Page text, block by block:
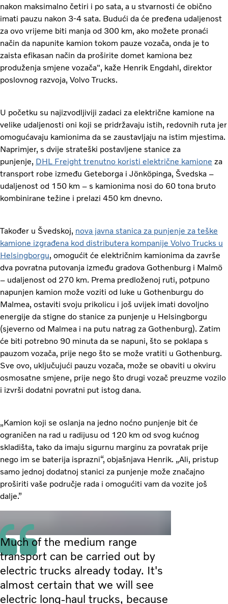
nakon maksimalno četiri i po sata, a u stvarnosti će obično
imati pauzu nakon 3-4 sata. Budući da će pređena udaljenost
za ovo vrijeme biti manja od 300 km, ako možete pronaći
način da napunite kamion tokom pauze vozača, onda je to
zaista efikasan način da proširite domet kamiona bez
produženja smjene vozača", kaže Henrik Engdahl, direktor
poslovnog razvoja, Volvo Trucks.
U početku su najizvodljiviji zadaci za električne kamione na
velike udaljenosti oni koji se pridržavaju istih, redovnih ruta jer
omogućavaju kamionima da se zaustavljaju na istim mjestima.
Naprimjer, s dvije strateški postavljene stanice za
punjenje, DHL Freight trenutno koristi električne kamione za
transport robe između Geteborga i Jönköpinga, Švedska –
udaljenost od 150 km – s kamionima nosi do 60 tona bruto
kombinirane težine i prelazi 450 km dnevno.
Također u Švedskoj, nova javna stanica za punjenje za teške
kamione izgrađena kod distributera kompanije Volvo Trucks u
Helsingborgu, omogućit će električnim kamionima da završe
dva povratna putovanja između gradova Gothenburg i Malmö
– udaljenost od 270 km. Prema predloženoj ruti, potpuno
napunjen kamion može voziti od luke u Gothenburgu do
Malmea, ostaviti svoju prikolicu i još uvijek imati dovoljno
energije da stigne do stanice za punjenje u Helsingborgu
(sjeverno od Malmea i na putu natrag za Gothenburg). Zatim
će biti potrebno 90 minuta da se napuni, što se poklapa s
pauzom vozača, prije nego što se može vratiti u Gothenburg.
Sve ovo, uključujući pauzu vozača, može se obaviti u okviru
osmosatne smjene, prije nego što drugi vozač preuzme vozilo
i izvrši dodatni povratni put istog dana.
„Kamion koji se oslanja na jedno noćno punjenje bit će
ograničen na rad u radijusu od 120 km od svog kućnog
skladišta, tako da imaju sigurnu marginu za povratak prije
nego im se baterija isprazni“, objašnjava Henrik. „Ali, pristup
samo jednoj dodatnoj stanici za punjenje može značajno
proširiti vaše područje rada i omogućiti vam da vozite još
dalje.”
Much of the medium range
transport can be carried out by
electric trucks already today. It's
almost certain that we will see
electric long-haul trucks, because